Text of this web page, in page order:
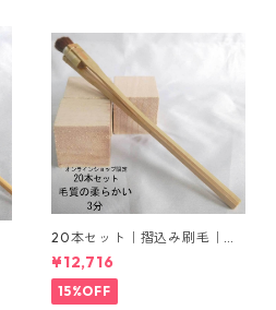
20本セット｜摺込み刷毛｜冬
毛（毛質が柔らかい）3分
¥12,716
15%OFF